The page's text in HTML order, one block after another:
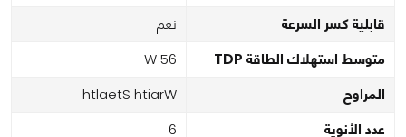
قابلية كسر السرعة نعم
متوسط استهلاك الطاقة TDP 65 W
المراوح Wraith Stealth
عدد الأنوية 6